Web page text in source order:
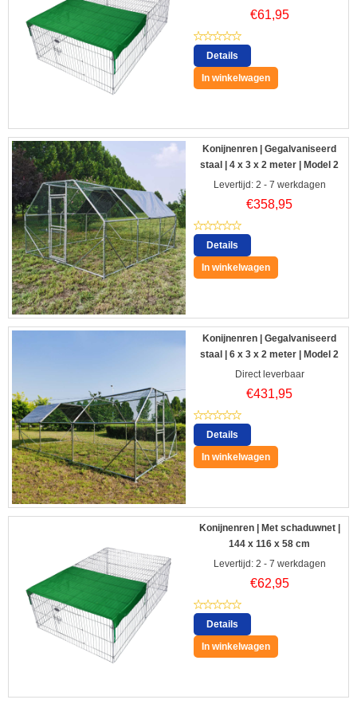
€61,95
Details
In winkelwagen
Konijnenren | Gegalvaniseerd
staal | 4 x 3 x 2 meter | Model 2
Levertijd: 2 - 7 werkdagen
€358,95
Details
In winkelwagen
Konijnenren | Gegalvaniseerd
staal | 6 x 3 x 2 meter | Model 2
Direct leverbaar
€431,95
Details
In winkelwagen
Konijnenren | Met schaduwnet |
144 x 116 x 58 cm
Levertijd: 2 - 7 werkdagen
€62,95
Details
In winkelwagen